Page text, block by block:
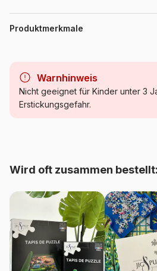
123RF
Produktmerkmale
Kategorie
Herkunft
Artikelnummer
EAN
Teileanzahl 1000
Warnhinweis
Nicht geeignet für Kinder unter 3
Erstickungsgefahr.
Wird oft zusammen bestellt: